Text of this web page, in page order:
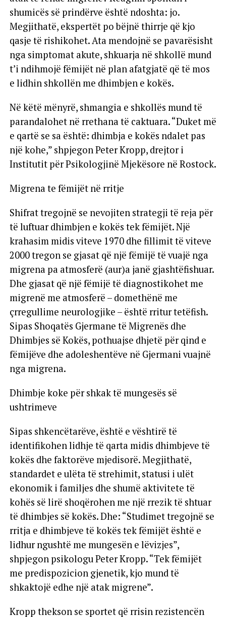
shumicës së prindërve është ndoshta: jo.
Megjithatë, ekspertët po bëjnë thirrje që kjo
qasje të rishikohet. Ata mendojnë se pavarësisht
nga simptomat akute, shkuarja në shkollë mund
t’i ndihmojë fëmijët në plan afatgjatë që të mos
e lidhin shkollën me dhimbjen e kokës.
Në këtë mënyrë, shmangia e shkollës mund të
parandalohet në rrethana të caktuara. “Duket më
e qartë se sa është: dhimbja e kokës ndalet pas
një kohe,” shpjegon Peter Kropp, drejtor i
Institutit për Psikologjinë Mjekësore në Rostock.
Migrena te fëmijët në rritje
Shifrat tregojnë se nevojiten strategji të reja për
të luftuar dhimbjen e kokës tek fëmijët. Një
krahasim midis viteve 1970 dhe fillimit të viteve
2000 tregon se gjasat që një fëmijë të vuajë nga
migrena pa atmosferë (aur)a janë gjashtëfishuar.
Dhe gjasat që një fëmijë të diagnostikohet me
migrenë me atmosferë – domethënë me
çrregullime neurologjike – është rritur tetëfish.
Sipas Shoqatës Gjermane të Migrenës dhe
Dhimbjes së Kokës, pothuajse dhjetë për qind e
fëmijëve dhe adoleshentëve në Gjermani vuajnë
nga migrena.
Dhimbje koke për shkak të mungesës së
ushtrimeve
Sipas shkencëtarëve, është e vështirë të
identifikohen lidhje të qarta midis dhimbjeve të
kokës dhe faktorëve mjedisorë. Megjithatë,
standardet e ulëta të strehimit, statusi i ulët
ekonomik i familjes dhe shumë aktivitete të
kohës së lirë shoqërohen me një rrezik të shtuar
të dhimbjes së kokës. Dhe: “Studimet tregojnë se
rritja e dhimbjeve të kokës tek fëmijët është e
lidhur ngushtë me mungesën e lëvizjes”,
shpjegon psikologu Peter Kropp. “Tek fëmijët
me predispozicion gjenetik, kjo mund të
shkaktojë edhe një atak migrene”.
Kropp thekson se sportet që rrisin rezistencën